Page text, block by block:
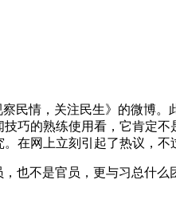
民情，关注民生》的微博
巧的熟练使用看，它肯定
在网上立刻引起了热议，不
也不是官员，更与习总什